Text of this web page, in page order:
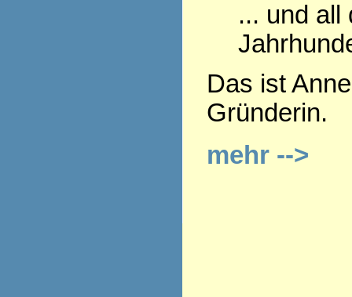
... und all
Das ist
Gründerin.
mehr -->